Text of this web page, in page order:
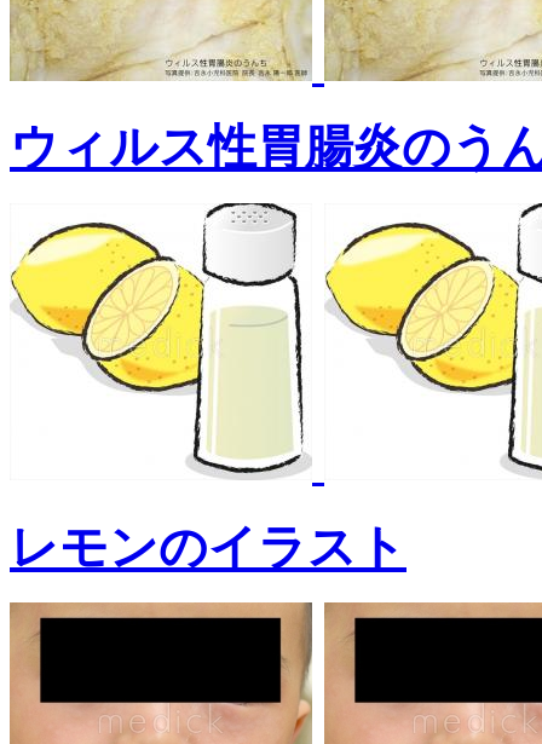
ウィルス性胃腸炎のう
レモンのイラスト